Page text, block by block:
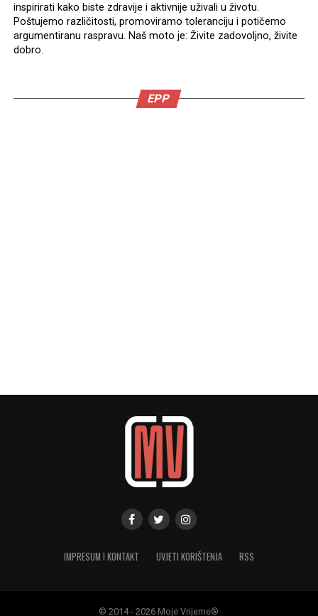
inspirirati kako biste zdravije i aktivnije uživali u životu.
Poštujemo različitosti, promoviramo toleranciju i potičemo
argumentiranu raspravu. Naš moto je: Živite zadovoljno, živite
dobro.
EPP
IMPRESUM I KONTAKT UVJETI KORIŠTENJA RSS
© 2014 - 2026 Moje Vrijeme®